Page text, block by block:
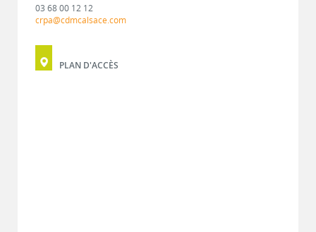
03 68 00 12 12
crpa@cdmcalsace.com
PLAN D'ACCÈS